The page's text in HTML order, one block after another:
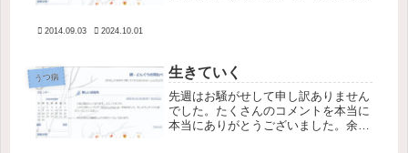
な。...
2014.09.03 2024.10.01
うつ病 生きていく
先週はお騒がせして申し訳ありません
でした。たくさんのコメントを本当に
本当にありがとうございました。余っ